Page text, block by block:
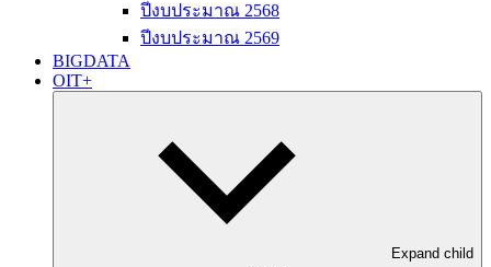
ปีงบประมาณ 2568
ปีงบประมาณ 2569
BIGDATA
OIT+
Expand child